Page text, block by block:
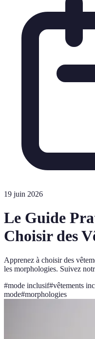
19 juin 2026
Le Guide
Choisir des
Apprenez à choisir des
les morphologies. Suivez
#mode inclusif#vêtements
mode#morphologies